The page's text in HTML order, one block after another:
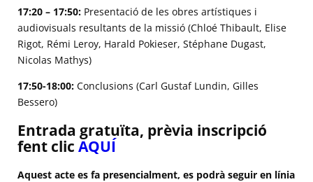
17:20 – 17:50: Presentació de les obres artístiques i
audiovisuals resultants de la missió (Chloé Thibault, Elise
Rigot, Rémi Leroy, Harald Pokieser, Stéphane Dugast,
Nicolas Mathys)
17:50-18:00: Conclusions (Carl Gustaf Lundin, Gilles
Bessero)
Entrada gratuïta, prèvia inscripció
fent clic AQUÍ
Aquest acte es fa presencialment, es podrà seguir en línia